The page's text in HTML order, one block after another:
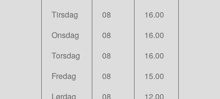
Tirsdag
08
16.00
Onsdag
08
16.00
Torsdag
08
16.00
Fredag
08
15.00
Lørdag
08
12.00